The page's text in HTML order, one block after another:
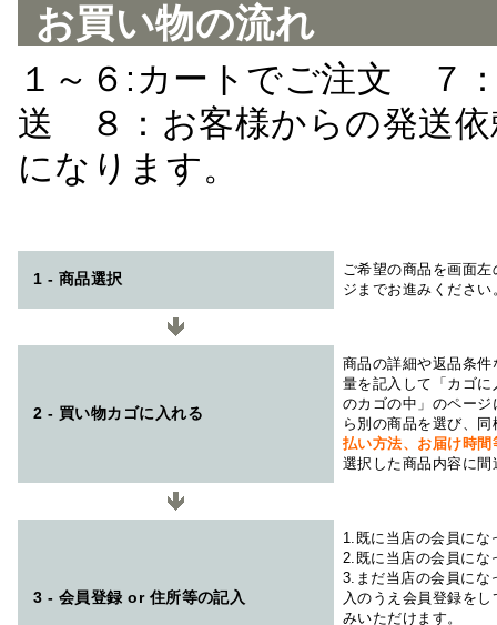
お買い物の流れ
１～６:カートでご注文 ７
送 ８：お客様からの発送
になります。
1 - 商品選択
ご希望の商品を画面
ジまでお進みください
2 - 買い物カゴに入れる
商品の詳細や返品条
量を記入して「カゴ
のカゴの中」のペー
ら別の商品を選び、
払い方法、お届け時
選択した商品内容に
3 - 会員登録 or 住所等の記入
1.既に当店の会員にな
2.既に当店の会員にな
3.まだ当店の会員にな
入のうえ会員登録を
みいただけます。